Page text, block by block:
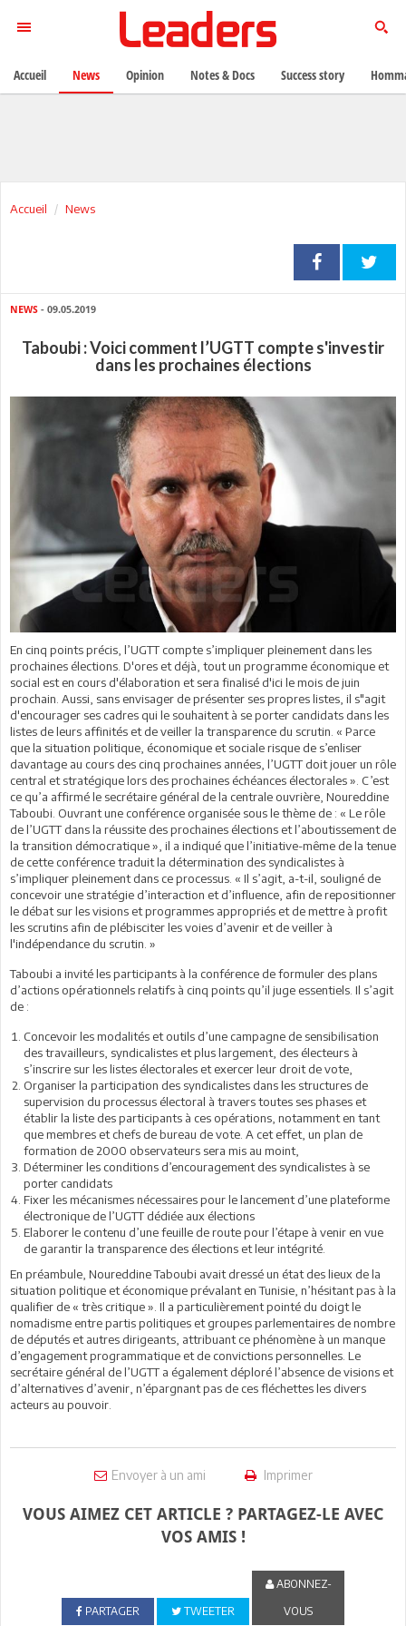
Accueil News
NEWS - 09.05.2019
Taboubi : Voici comment l’UGTT compte s'investir
dans les prochaines élections
En cinq points précis, l’UGTT compte s’impliquer pleinement dans les
prochaines élections. D'ores et déjà, tout un programme économique et
social est en cours d'élaboration et sera finalisé d'ici le mois de juin
prochain. Aussi, sans envisager de présenter ses propres listes, il s"agit
d'encourager ses cadres qui le souhaitent à se porter candidats dans les
listes de leurs affinités et de veiller la transparence du scrutin. « Parce
que la situation politique, économique et sociale risque de s’enliser
davantage au cours des cinq prochaines années, l’UGTT doit jouer un rôle
central et stratégique lors des prochaines échéances électorales ». C’est
ce qu’a affirmé le secrétaire général de la centrale ouvrière, Noureddine
Taboubi. Ouvrant une conférence organisée sous le thème de : « Le rôle
de l’UGTT dans la réussite des prochaines élections et l’aboutissement de
la transition démocratique », il a indiqué que l’initiative-même de la tenue
de cette conférence traduit la détermination des syndicalistes à
s’impliquer pleinement dans ce processus. « Il s’agit, a-t-il, souligné de
concevoir une stratégie d’interaction et d’influence, afin de repositionner
le débat sur les visions et programmes appropriés et de mettre à profit
les scrutins afin de plébisciter les voies d’avenir et de veiller à
l'indépendance du scrutin. »
Taboubi a invité les participants à la conférence de formuler des plans
d’actions opérationnels relatifs à cinq points qu’il juge essentiels. Il s’agit
de :
Concevoir les modalités et outils d’une campagne de sensibilisation
des travailleurs, syndicalistes et plus largement, des électeurs à
s’inscrire sur les listes électorales et exercer leur droit de vote,
Organiser la participation des syndicalistes dans les structures de
supervision du processus électoral à travers toutes ses phases et
établir la liste des participants à ces opérations, notamment en tant
que membres et chefs de bureau de vote. A cet effet, un plan de
formation de 2000 observateurs sera mis au moint,
Déterminer les conditions d’encouragement des syndicalistes à se
porter candidats
Fixer les mécanismes nécessaires pour le lancement d’une plateforme
électronique de l’UGTT dédiée aux élections
Elaborer le contenu d’une feuille de route pour l’étape à venir en vue
de garantir la transparence des élections et leur intégrité.
En préambule, Noureddine Taboubi avait dressé un état des lieux de la
situation politique et économique prévalant en Tunisie, n’hésitant pas à la
qualifier de « très critique ». Il a particulièrement pointé du doigt le
nomadisme entre partis politiques et groupes parlementaires de nombre
de députés et autres dirigeants, attribuant ce phénomène à un manque
d’engagement programmatique et de convictions personnelles. Le
secrétaire général de l’UGTT a également déploré l’absence de visions et
d’alternatives d’avenir, n’épargnant pas de ces fléchettes les divers
acteurs au pouvoir.
Envoyer à un ami Imprimer
VOUS AIMEZ CET ARTICLE ? PARTAGEZ-LE AVEC
VOS AMIS !
PARTAGER TWEETER
ABONNEZ-
VOUS
Accueil News Opinion Notes & Docs Success story